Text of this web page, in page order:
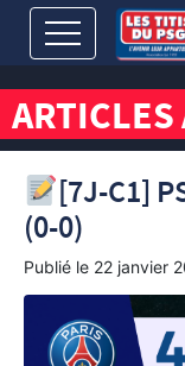
[7J-C1]
(0-0)
Publié le 22 janvier